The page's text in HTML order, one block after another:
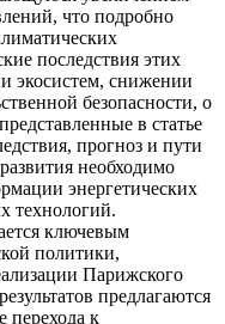
что подробно
последствия этих
экосистем, снижении
безопасности, о
в статье
прогноз и пути
необходимо
энергетических
технологий.
ключевым
политики,
Парижского
предлагаются
перехода к